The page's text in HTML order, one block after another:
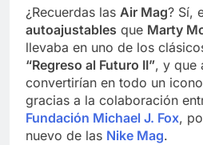
¿Recuerdas las Air Mag? Sí,
autoajustables que Marty
llevaba en uno de los
“Regreso al Futuro II”, y que
convertirían en todo un
gracias a la colaboración
Fundación Michael J. Fox,
nuevo de las Nike Mag.